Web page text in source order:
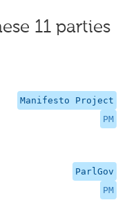
11 parties
Manifesto Project
PM
ParlGov
PM